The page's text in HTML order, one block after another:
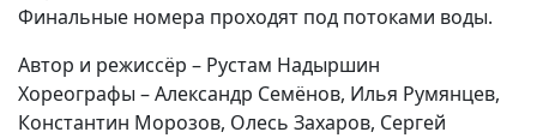
Финальные номера проходят под потоками воды.
Автор и режиссёр – Рустам Надыршин
Хореографы – Александр Семёнов, Илья Румянцев,
Константин Морозов, Олесь Захаров, Сергей